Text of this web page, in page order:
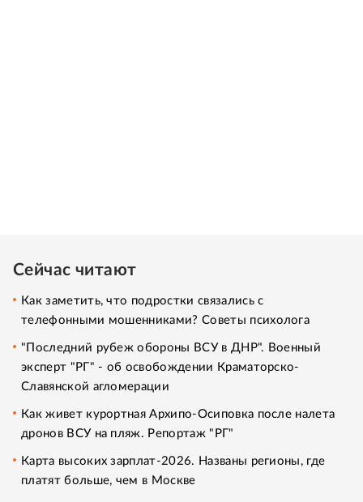
Сейчас читают
Как заметить, что подростки связались с
телефонными мошенниками? Советы психолога
"Последний рубеж обороны ВСУ в ДНР". Военный
эксперт "РГ" - об освобождении Краматорско-
Славянской агломерации
Как живет курортная Архипо-Осиповка после налета
дронов ВСУ на пляж. Репортаж "РГ"
Карта высоких зарплат-2026. Названы регионы, где
платят больше, чем в Москве